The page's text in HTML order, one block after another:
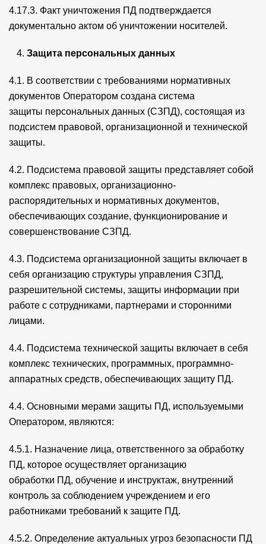
4.17.3. Факт уничтожения ПД подтверждается
документально актом об уничтожении носителей.
Защита персональных данных
4.1. В соответствии с требованиями нормативных
документов Оператором создана система
защиты персональных данных (СЗПД), состоящая из
подсистем правовой, организационной и технической
защиты.
4.2. Подсистема правовой защиты представляет собой
комплекс правовых, организационно-
распорядительных и нормативных документов,
обеспечивающих создание, функционирование и
совершенствование СЗПД.
4.3. Подсистема организационной защиты включает в
себя организацию структуры управления СЗПД,
разрешительной системы, защиты информации при
работе с сотрудниками, партнерами и сторонними
лицами.
4.4. Подсистема технической защиты включает в себя
комплекс технических, программных, программно-
аппаратных средств, обеспечивающих защиту ПД.
4.4. Основными мерами защиты ПД, используемыми
Оператором, являются:
4.5.1. Назначение лица, ответственного за обработку
ПД, которое осуществляет организацию
обработки ПД, обучение и инструктаж, внутренний
контроль за соблюдением учреждением и его
работниками требований к защите ПД.
4.5.2. Определение актуальных угроз безопасности ПД